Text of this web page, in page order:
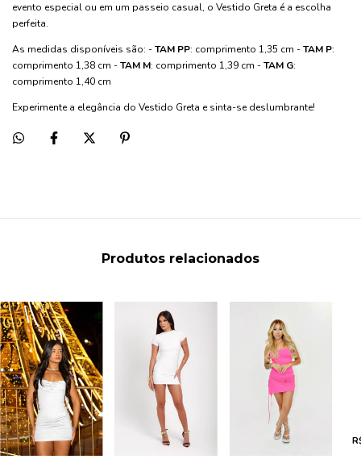
evento especial ou em um passeio casual, o Vestido Greta é a escolha
perfeita.
As medidas disponíveis são: -TAM PP: comprimento 1,35 cm -TAM P:
comprimento 1,38 cm -TAM M: comprimento 1,39 cm -TAM G:
comprimento 1,40 cm
Experimente a elegância do Vestido Greta e sinta-se deslumbrante!
Produtos relacionados